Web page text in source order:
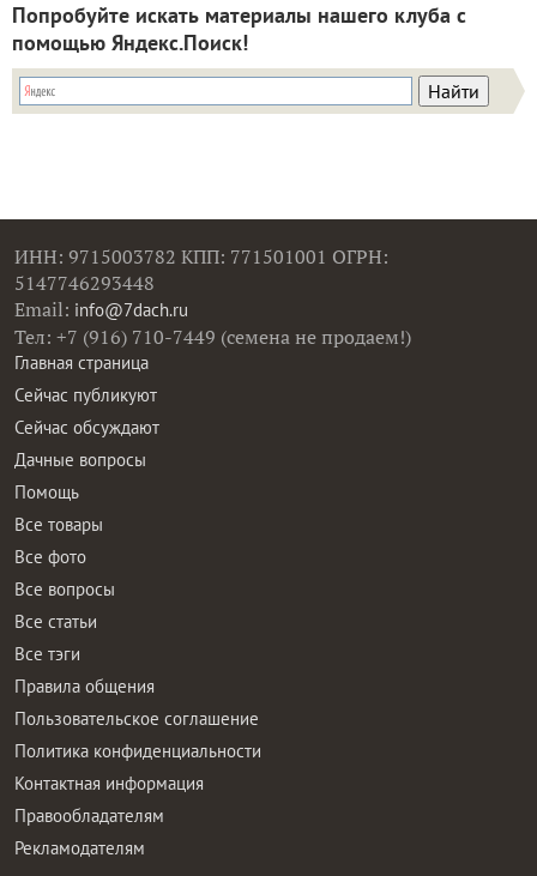
Попробуйте искать материалы нашего клуба с
помощью Яндекс.Поиск!
ИНН: 9715003782 КПП: 771501001 ОГРН:
5147746293448
Email: info@7dach.ru
Тел: +7 (916) 710-7449 (семена не продаем!)
Главная страница
Сейчас публикуют
Сейчас обсуждают
Дачные вопросы
Помощь
Все товары
Все фото
Все вопросы
Все статьи
Все тэги
Правила общения
Пользовательское соглашение
Политика конфиденциальности
Контактная информация
Правообладателям
Рекламодателям